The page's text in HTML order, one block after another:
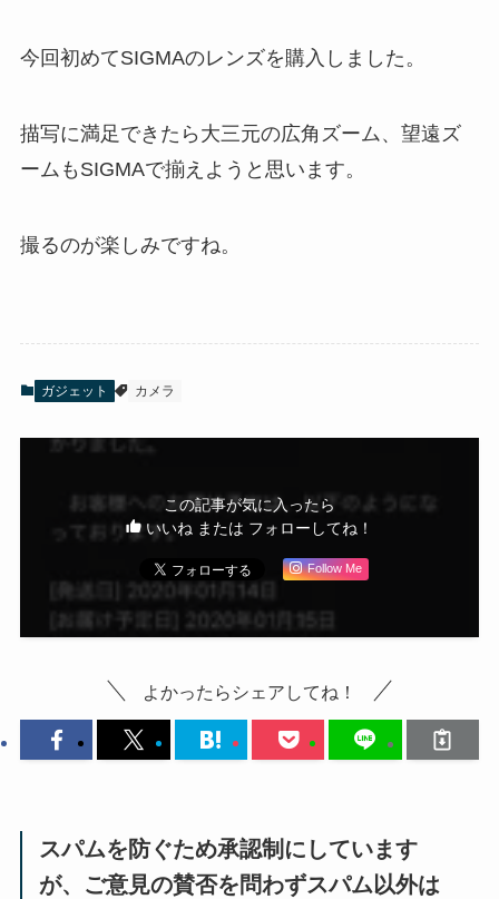
今回初めてSIGMAのレンズを購入しました。
描写に満足できたら大三元の広角ズーム、望遠ズ
ームもSIGMAで揃えようと思います。
撮るのが楽しみですね。
ガジェット カメラ
この記事が気に入ったら
いいね または フォローしてね！
Follow Me
よかったらシェアしてね！
スパムを防ぐため承認制にしています
が、ご意見の賛否を問わずスパム以外は